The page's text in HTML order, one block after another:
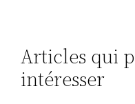
Articles qui
intéresser